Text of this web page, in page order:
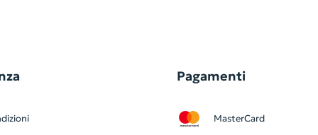
Pagamenti
MasterCard